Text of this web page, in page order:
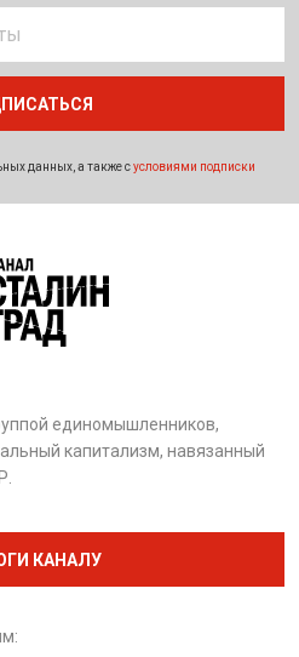
данных, а также сусловиями подписки
единомышленников,
капитализм, навязанный
КАНАЛУ